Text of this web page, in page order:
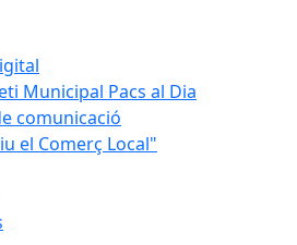
Municipal Pacs al Dia
comunicació
el Comerç Local"